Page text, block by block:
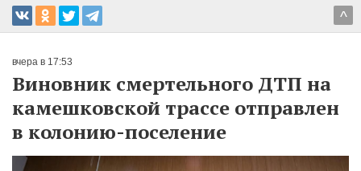
^
вчера в 17:53
Виновник смертельного ДТП на
камешковской трассе отправлен
в колонию-поселение